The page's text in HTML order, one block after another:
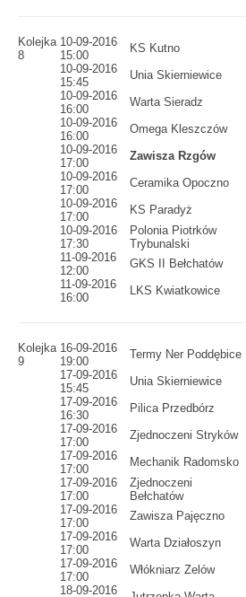
Kolejka
8
10-09-2016
15:00
KS Kutno
10-09-2016
15:45
Unia Skierniewice
10-09-2016
16:00
Warta Sieradz
10-09-2016
16:00
Omega Kleszczów
10-09-2016
17:00
Zawisza Rzgów
10-09-2016
17:00
Ceramika Opoczno
10-09-2016
17:00
KS Paradyż
10-09-2016
17:30
Polonia Piotrków
Trybunalski
11-09-2016
12:00
GKS II Bełchatów
11-09-2016
16:00
LKS Kwiatkowice
Kolejka
9
16-09-2016
19:00
Termy Ner Poddębice
17-09-2016
15:45
Unia Skierniewice
17-09-2016
16:30
Pilica Przedbórz
17-09-2016
17:00
Zjednoczeni Stryków
17-09-2016
17:00
Mechanik Radomsko
17-09-2016
17:00
Zjednoczeni
Bełchatów
17-09-2016
17:00
Zawisza Pajęczno
17-09-2016
17:00
Warta Działoszyn
17-09-2016
17:00
Włókniarz Zelów
18-09-2016